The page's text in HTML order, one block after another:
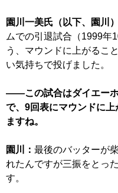
園川一美氏（以下、園川）
ムでの引退試合（1999年
う、マウンドに上がるこ
い気持ちで投げました。
——この試合はダイエー
で、9回表にマウンドに
ますね。
園川： 最後のバッターが
れたんですが三振をとっ
す。